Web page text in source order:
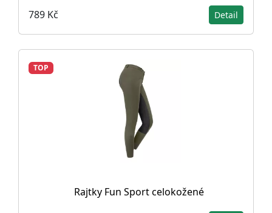
789 Kč Detail
TOP
Rajtky Fun Sport celokožené